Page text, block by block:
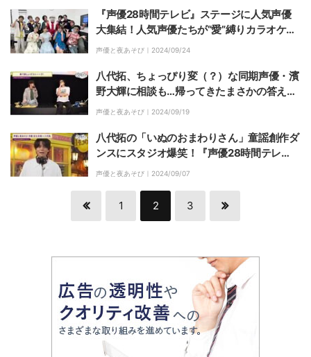
『声優28時間テレビ』ステージに人気声優
大集結！人気声優たちが“愛”縛りカラオケで
大熱唱＆あの番組激レアアイテムをかけた団
声優と夜あそび｜ 2024/09/24
八代拓、ちょっぴり変（？）な同期声優・濱
野大輝に相談も…帰ってきたまさかの答えに
撃沈「まるで的外れ！」
声優と夜あそび｜ 2024/09/19
八代拓の「いぬのおまわりさん」童謡創作ダ
ンスにスタジオ爆笑！『声優28時間テレ
ビ』最新情報も続々発表
声優と夜あそび｜ 2024/09/07
1 2 3